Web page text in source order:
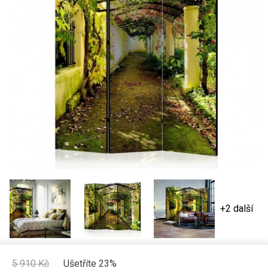
+2 další
5 910Kč Ušetříte 23%